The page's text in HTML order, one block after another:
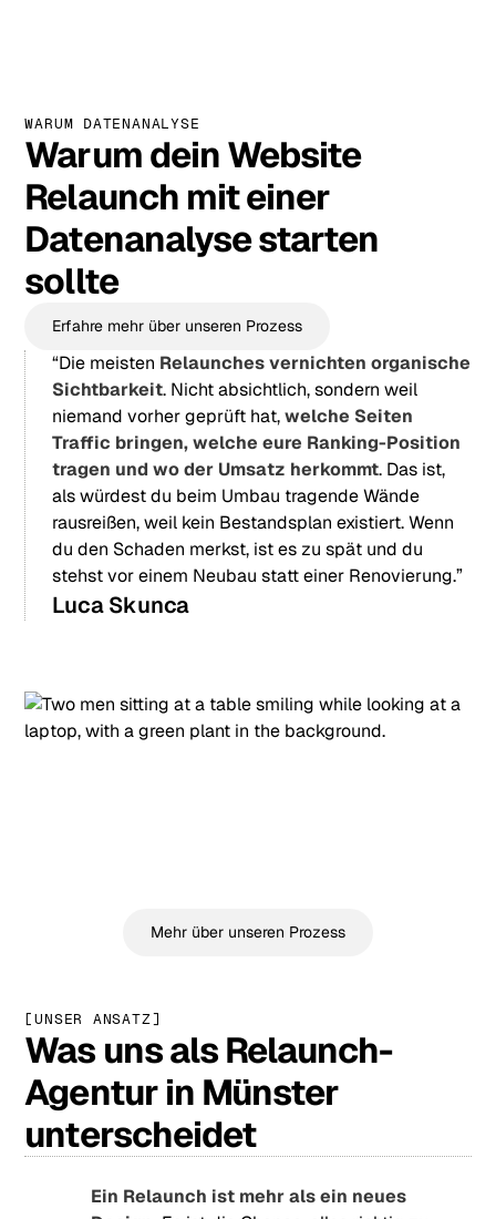
WARUM DATENANALYSE
Warum dein Website
Relaunch mit einer
Datenanalyse starten
sollte
Erfahre mehr über unseren Prozess
“Die meisten Relaunches vernichten organische
Sichtbarkeit. Nicht absichtlich, sondern weil
niemand vorher geprüft hat,welche Seiten
Traffic bringen, welche eure Ranking-Position
tragen und wo der Umsatz herkommt. Das ist,
als würdest du beim Umbau tragende Wände
rausreißen, weil kein Bestandsplan existiert. Wenn
du den Schaden merkst, ist es zu spät und du
stehst vor einem Neubau statt einer Renovierung.”
Luca Skunca
Mehr über unseren Prozess
[UNSER ANSATZ]
Was uns als Relaunch-
Agentur in Münster
unterscheidet
Ein Relaunch ist mehr als ein neues